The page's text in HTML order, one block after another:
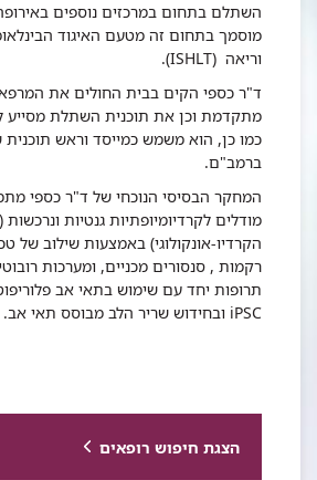
השתלם בתחום במרכזים נוספים
מוסמך בתחום זה מטעם האיגוד
וריאה (ISHLT).
ד"ר כספי הקים בבית החולים את
כמו כן, הוא משמש כמייסד וראש תוכנית
ברמב"ם.
המחקר הבסיסי הנוכחי של ד"ר כספי
מודלים לקרדיומיופתיות גנטיות
הקרדיו-אונקולוגי) באמצעות שילוב של
רקמות , סנסורים מכניים, ומערכות
תרופות יחד עם שימוש בתאי אב
iPSC ובחידוש שריר הלב מבוסס תאי אב.
הצגת חיפוש רופאים